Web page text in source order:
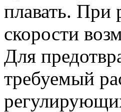
плавать. При
скорости
Для
требуемый